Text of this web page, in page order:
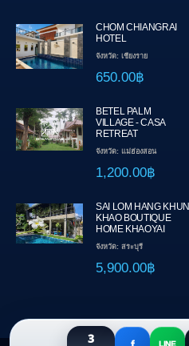
3 LINE
CHOM CHIANGRAI
HOTEL
จังหวัด: เชียงราย
650.00฿
BETEL PALM
VILLAGE - CASA
RETREAT
จังหวัด: แม่ฮ่องสอน
1,200.00฿
SAI LOM HANG KHUN
KHAO BOUTIQUE
HOME KHAOYAI
จังหวัด: สระบุรี
5,900.00฿